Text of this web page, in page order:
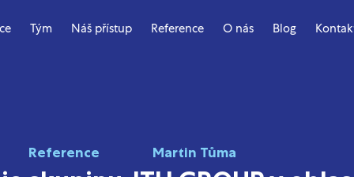
Tým Náš přístup Reference O nás Blog
Reference Martin Tůma